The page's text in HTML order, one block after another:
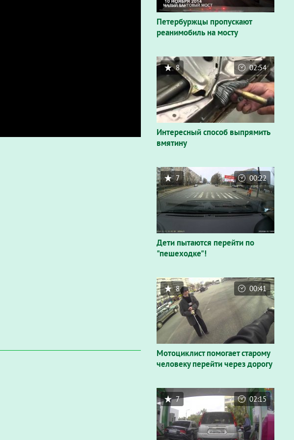
Петербуржцы пропускают
реанимобиль на мосту
Интересный способ выпрямить
вмятину
8 02:54
Дети пытаются перейти по
"пешеходке"!
7 00:22
Мотоциклист помогает старому
человеку перейти через дорогу
8 00:41
7 02:15